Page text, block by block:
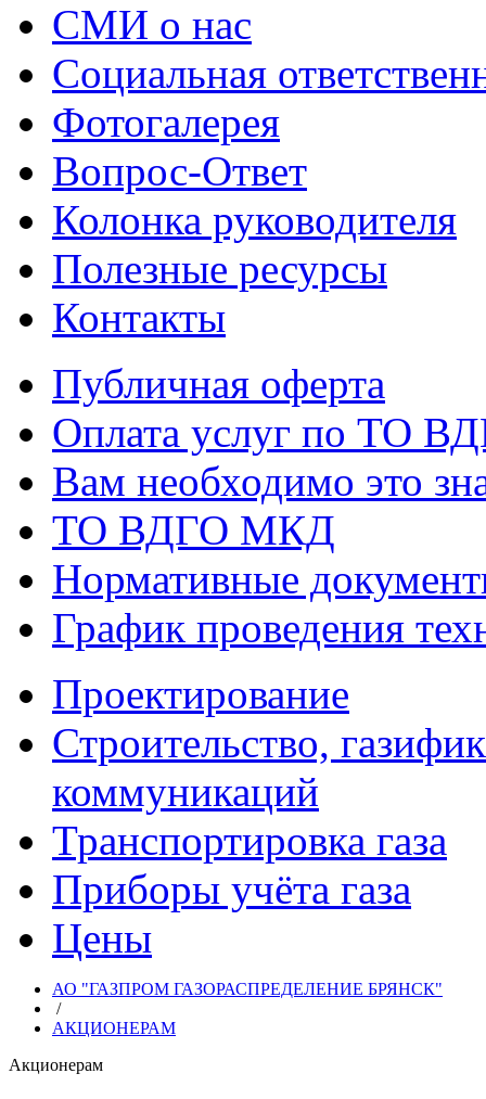
СМИ о нас
Социальная
Фотогалерея
Вопрос-Ответ
Колонка руководителя
Полезные ресурсы
Контакты
Публичная оферта
Оплата услуг по ТО
Вам необходимо это
ТО ВДГО МКД
Нормативные
График проведения
Проектирование
Строительство,
коммуникаций
Транспортировка газа
Приборы учёта газа
Цены
АО "ГАЗПРОМ ГАЗОРАСПРЕДЕЛЕНИЕ БРЯНСК"
/
АКЦИОНЕРАМ
Акционерам